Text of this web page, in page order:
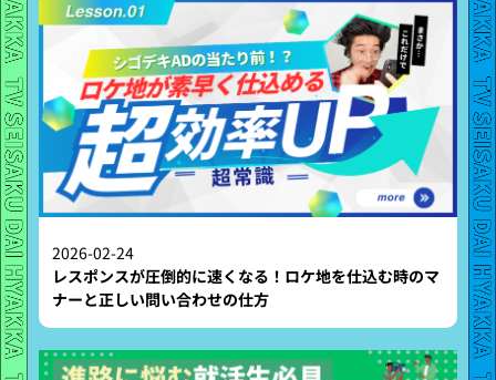
2026-02-24
レスポンスが圧倒的に速くなる！ロケ地を仕込む時のマ
ナーと正しい問い合わせの仕方